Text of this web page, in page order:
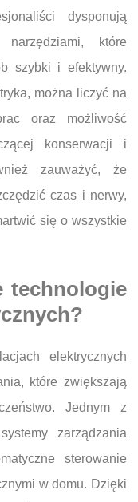
dysponują
narzędziami, które
szybki i efektywny.
można liczyć na
oraz możliwość
konserwacji i
zauważyć, że
czas i nerwy,
się o wszystkie
technologie
elektrycznych
które zwiększają
Jednym z
zarządzania
sterowanie
w domu. Dzięki